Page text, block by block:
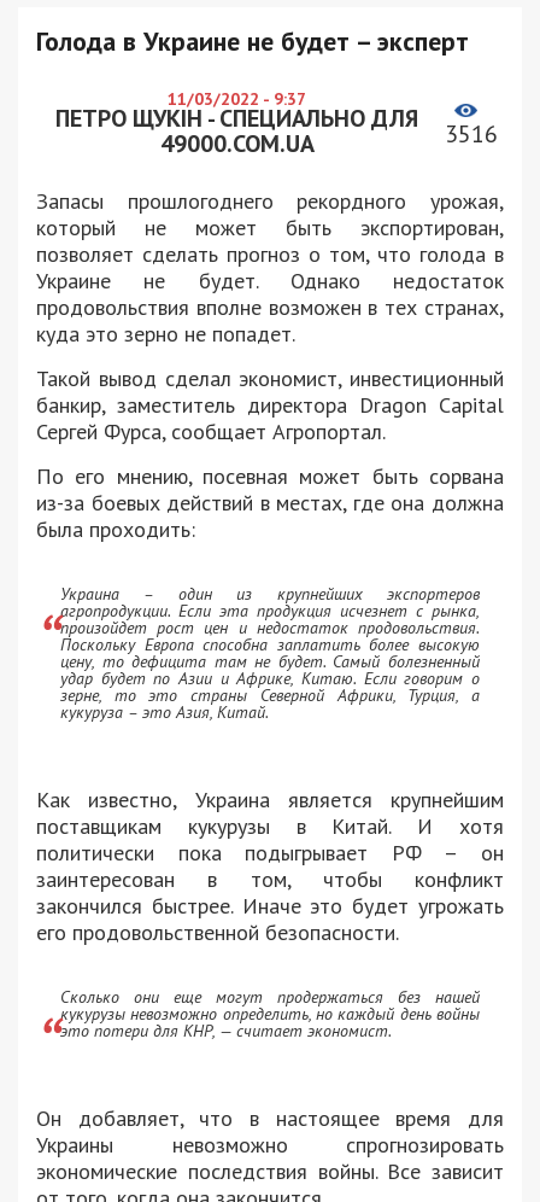
Голода в Украине не будет – эксперт
11/03/2022 - 9:37
ПЕТРО ЩУКІН - СПЕЦИАЛЬНО ДЛЯ
49000.COM.UA
3516
Запасы прошлогоднего рекордного урожая,
который не может быть экспортирован,
позволяет сделать прогноз о том, что голода в
Украине не будет. Однако недостаток
продовольствия вполне возможен в тех странах,
куда это зерно не попадет.
Такой вывод сделал экономист, инвестиционный
банкир, заместитель директора Dragon Capital
Сергей Фурса, сообщает Агропортал.
По его мнению, посевная может быть сорвана
из-за боевых действий в местах, где она должна
была проходить:
Украина – один из крупнейших экспортеров
агропродукции. Если эта продукция исчезнет с рынка,
произойдет рост цен и недостаток продовольствия.
Поскольку Европа способна заплатить более высокую
цену, то дефицита там не будет. Самый болезненный
удар будет по Азии и Африке, Китаю. Если говорим о
зерне, то это страны Северной Африки, Турция, а
кукуруза – это Азия, Китай.
Как известно, Украина является крупнейшим
поставщикам кукурузы в Китай. И хотя
политически пока подыгрывает РФ – он
заинтересован в том, чтобы конфликт
закончился быстрее. Иначе это будет угрожать
его продовольственной безопасности.
Сколько они еще могут продержаться без нашей
кукурузы невозможно определить, но каждый день войны
это потери для КНР, — считает экономист.
Он добавляет, что в настоящее время для
Украины невозможно спрогнозировать
экономические последствия войны. Все зависит